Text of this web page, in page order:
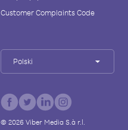
Customer Complaints Code
Polski
© 2026Viber Media S.à r.l.